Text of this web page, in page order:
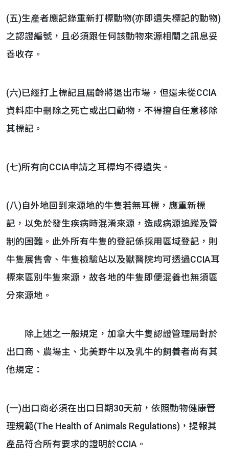
(五)生產者應記錄重新打標動物(亦即遺失標記的動物)
之認證編號，且必須跟任何該動物來源相關之訊息妥
善收存。
(六)已經打上標記且屆齡將退出市場，但還未從CCIA
資料庫中刪除之死亡或出口動物，不得擅自任意移除
其標記。
(七)所有向CCIA申請之耳標均不得遺失。
(八)自外地回到來源地的牛隻若無耳標，應重新標
記，以免於發生疾病時混淆來源，造成病源追蹤及管
制的困難。此外所有牛隻的登記係採用區域登記，則
牛隻展售會、牛隻檢驗站以及獸醫院均可透過CCIA耳
標來區別牛隻來源，故各地的牛隻即便混養也無須區
分來源地。
除上述之一般規定，加拿大牛隻認證管理局對於
出口商、農場主、北美野牛以及乳牛的飼養者尚有其
他規定：
(一)出口商必須在出口日期30天前，依照動物健康管
理規範(The Health of Animals Regulations)，提報其
產品符合所有要求的證明於CCIA。